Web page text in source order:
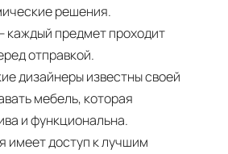
решения.
каждый предмет проходит
отправкой.
дизайнеры известны своей
мебель, которая
и функциональна.
имеет доступ к лучшим